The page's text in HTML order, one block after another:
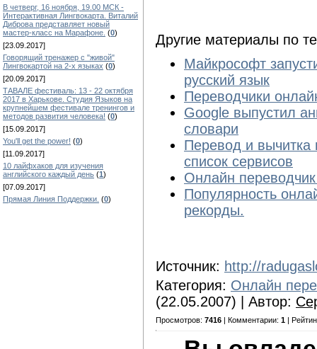
В четверг, 16 ноября, 19.00 МСК -
Интерактивная Лингвокарта. Виталий
Диброва представляет новый
мастер-класс на Марафоне. (0)
[23.09.2017]
Говорящий тренажер с "живой"
Лингвокартой на 2-х языках (0)
[20.09.2017]
ТАВАЛЕ фестиваль: 13 - 22 октября
2017 в Харькове. Студия Языков на
крупнейшем фестивале тренингов и
методов развития человека! (0)
[15.09.2017]
You'll get the power! (0)
[11.09.2017]
10 лайфхаков для изучения
английского каждый день (1)
[07.09.2017]
Прямая Линия Поддержки. (0)
Другие материалы по
Майкрософт
русский язык
Переводчики
Google выпустил
словари
Перевод и вычитка
список сервисов
Онлайн
Популярность
рекорды.
Источник: http://
Категория: Онлайн
(22.05.2007) | Автор:
Просмотров: 7416 | Комментарии: 1 |